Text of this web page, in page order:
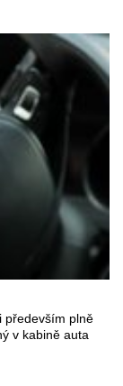
především plně
v kabině auta